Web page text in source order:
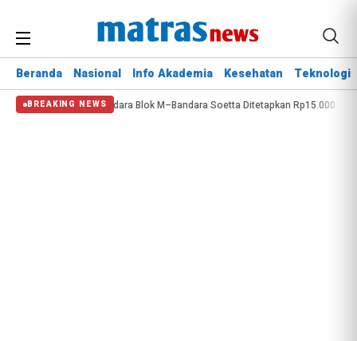
Beranda Nasional Info Akademia Kesehatan Teknologi
BREAKING NEWS
Tarif TransBandara Blok M–Bandara Soetta Ditetapkan Rp15.000